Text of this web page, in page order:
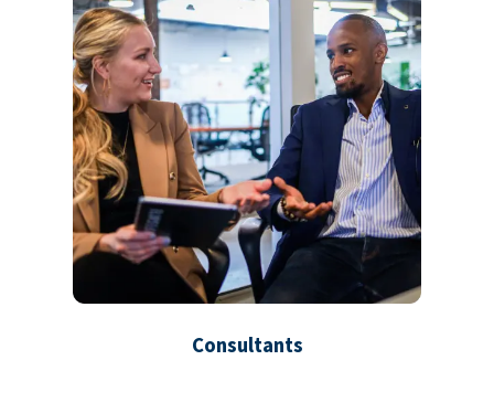
Consultants